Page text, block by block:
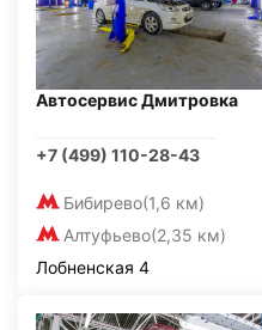
Автосервис Дмитровка
+7 (499) 110-28-43
Бибирево(1,6 км)
Алтуфьево(2,35 км)
Лобненская 4